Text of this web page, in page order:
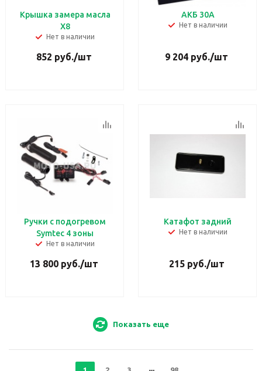
Крышка замера масла
Х8
Нет в наличии
852 руб./шт
АКБ 30A
Нет в наличии
9 204 руб./шт
Ручки с подогревом
Symtec 4 зоны
Нет в наличии
13 800руб./шт
Катафот задний
Нет в наличии
215руб./шт
Показать еще